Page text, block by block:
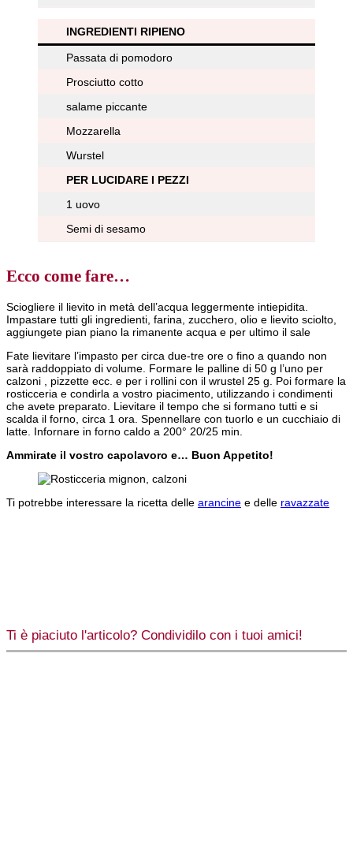
INGREDIENTI RIPIENO
Passata di pomodoro
Prosciutto cotto
salame piccante
Mozzarella
Wurstel
PER LUCIDARE I PEZZI
1 uovo
Semi di sesamo
Ecco come fare…
Sciogliere il lievito in metà dell’acqua leggermente intiepidita.
Impastare tutti gli ingredienti, farina, zucchero, olio e lievito sciolto,
aggiungete pian piano la rimanente acqua e per ultimo il sale
Fate lievitare l’impasto per circa due-tre ore o fino a quando non
sarà raddoppiato di volume. Formare le palline di 50 g l’uno per
calzoni , pizzette ecc. e per i rollini con il wrustel 25 g. Poi formare la
rosticceria e condirla a vostro piacimento, utilizzando i condimenti
che avete preparato. Lievitare il tempo che si formano tutti e si
scalda il forno, circa 1 ora. Spennellare con tuorlo e un cucchiaio di
latte. Infornare in forno caldo a 200° 20/25 min.
Ammirate il vostro capolavoro e… Buon Appetito!
Ti potrebbe interessare la ricetta delle arancine e delle ravazzate
Ti è piaciuto l'articolo? Condividilo con i tuoi amici!